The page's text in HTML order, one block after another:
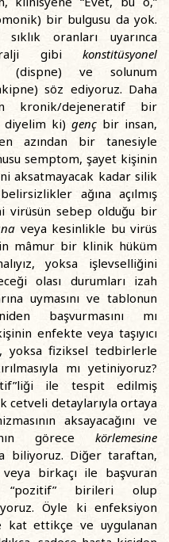
bir bulgusu da yok.
oranları uyarınca
gibi konstitüsyonel
(dispne) ve solunum
söz ediyoruz. Daha
kronik/dejeneratif bir
diyelim ki) gençbir insan,
azından bir tanesiyle
semptom, şayet kişinin
aksatmayacak kadar silik
ağına açılmış
virüsün sebep olduğu bir
veya kesinlikle bu virüs
mâmur bir klinik hüküm
yoksa işlevselliğini
olası durumları izah
uymasını ve tablonun
başvurmasını mı
enfekte veya taşıyıcı
yoksa fiziksel tedbirlerle
mı yetiniyoruz?
ile tespit edilmiş
cetveli detaylarıyla ortaya
aksayacağını ve
görece körlemesine
biliyoruz. Diğer taraftan,
birkaçı ile başvuran
“pozitif” birileri olup
Öyle ki enfeksiyon
kat ettikçe ve uygulanan